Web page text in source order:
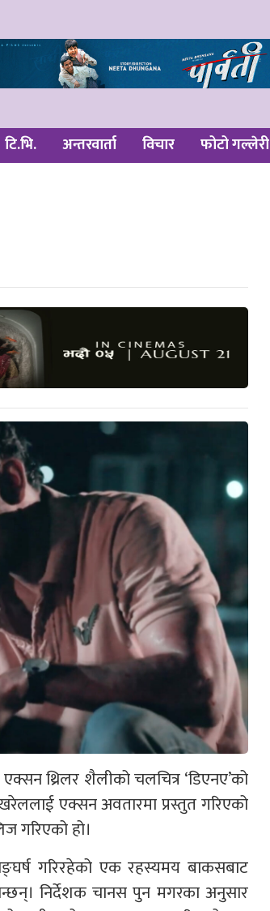
टि.भि. अन्तरवार्ता विचार फोटो गल्लेरी
थ्रिलर शैलीको चलचित्र ‘डिएनए’को
एक्सन अवतारमा प्रस्तुत गरिएको
गरिएको हो।
गरिरहेको एक रहस्यमय बाकसबाट
निर्देशक चानस पुन मगरका अनुसार